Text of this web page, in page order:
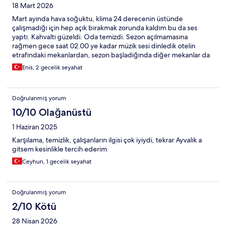
18 Mart 2026
Mart ayında hava soğuktu, klima 24 derecenin üstünde
çalışmadığı için hep açık bırakmak zorunda kaldım bu da ses
yaptı. Kahvaltı güzeldi. Oda temizdi. Sezon açılmamasına
rağmen gece saat 02.00 ye kadar müzik sesi dinledik otelin
etrafındaki mekanlardan, sezon başladığında diğer mekanlar da
açılınca çok gürültülü olabilir, uyumakta zorluk çekme ihtimali
olabilir.
Enis, 2 gecelik seyahat
Doğrulanmış yorum
10/10 Olağanüstü
1 Haziran 2025
Karşılama, temizlik, çalışanların ilgisi çok iyiydi, tekrar Ayvalık a
gitsem kesinlikle tercih ederim
Ceyhun, 1 gecelik seyahat
Doğrulanmış yorum
2/10 Kötü
28 Nisan 2026